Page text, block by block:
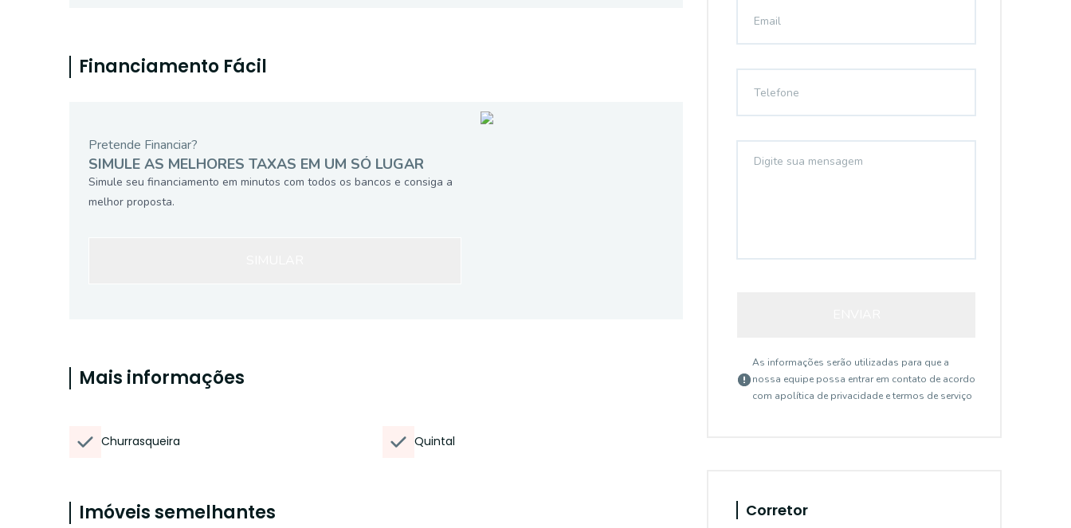
Financiamento Fácil
Pretende Financiar?
SIMULE AS MELHORES TAXAS EM UM SÓ LUGAR
Simule seu financiamento em minutos com todos os bancos e consiga a
melhor proposta.
Mais informações
Churrasqueira Quintal
Imóveis semelhantes
As informações serão utilizadas para que a
nossa equipe possa entrar em contato de acordo
com apolítica de privacidade e termos de serviço
Corretor